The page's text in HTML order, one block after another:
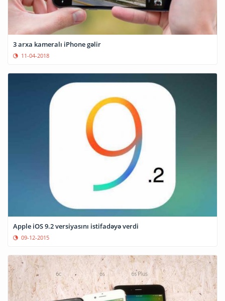
3 arxa kameralı iPhone gəlir
11-04-2018
Apple iOS 9.2 versiyasını istifadəyə verdi
09-12-2015